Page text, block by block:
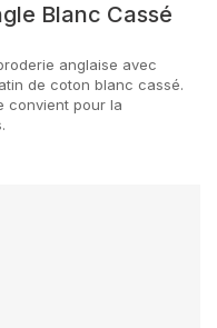
Blanc Cassé
anglaise avec
de coton blanc cassé.
convient pour la